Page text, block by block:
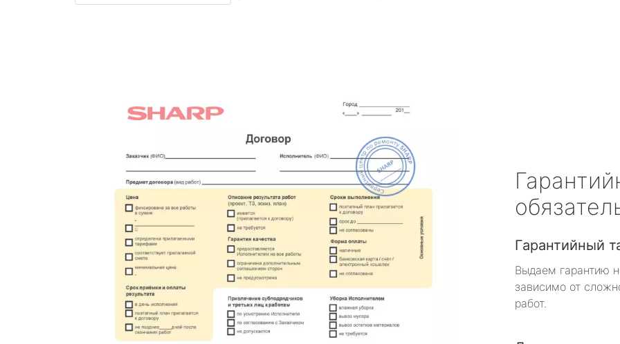
Гарантийный
Выдаем гарантию
зависимо от
работ.